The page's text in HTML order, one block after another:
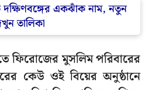
দক্ষিণবঙ্গের একঝাঁক নাম, নতুন
তালিকা
ফিরোজের মুসলিম পরিবারের
কেউ ওই বিয়ের অনুষ্ঠানে